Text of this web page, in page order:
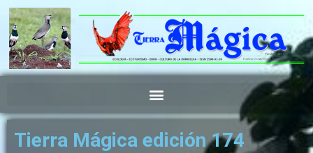
contenido
Tierra Mágica edición 174